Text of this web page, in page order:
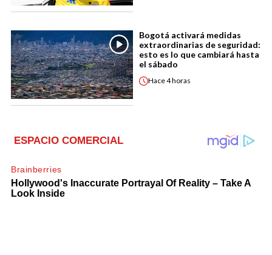
Bogotá activará medidas
extraordinarias de seguridad:
esto es lo que cambiará hasta
el sábado
Hace4 horas